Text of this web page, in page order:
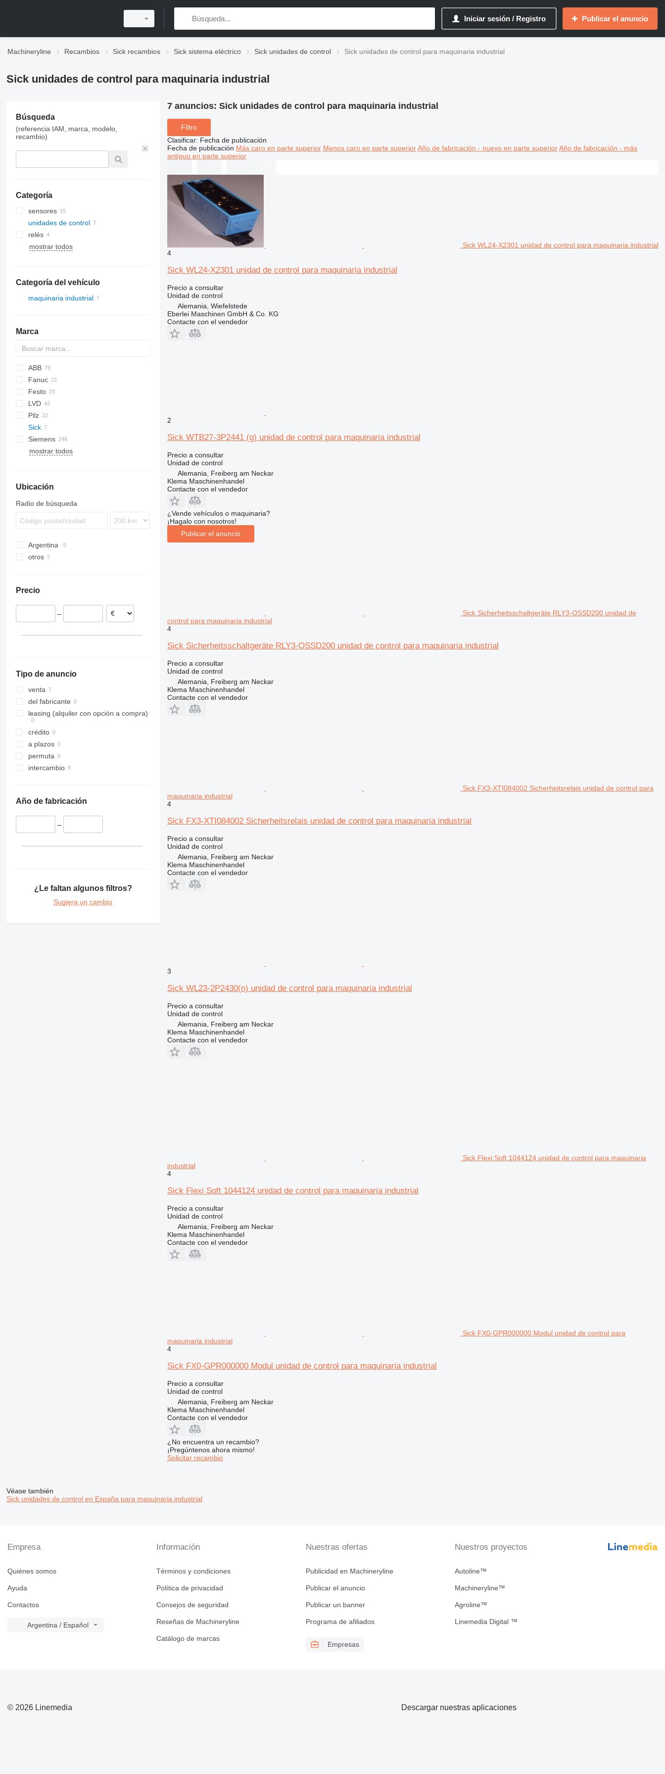
Iniciar sesión / Registro Publicar el anuncio
Machineryline Recambios Sick recambios Sick sistema eléctrico Sick unidades de control Sick unidades de control para maquinaria industrial
Sick unidades de control para maquinaria industrial
Búsqueda
(referencia IAM, marca, modelo,
recambio)
Categoría
sensores
unidades de control
relés
mostrar todos
Categoría del vehículo
maquinaria industrial
Marca
ABB
Fanuc
Festo
ECE
LVD
A-series
R-series
Pilz
Sick
Siemens
mostrar todos
Ubicación
Radio de búsqueda
Argentina
otros
Precio
–
Tipo de anuncio
venta
del fabricante
leasing (alquiler con opción a compra)
crédito
a plazos
permuta
intercambio
Año de fabricación
–
¿Le faltan algunos filtros?
Sugiera un cambio
7 anuncios: Sick unidades de control para maquinaria industrial
Filtro
Clasificar: Fecha de publicación
Fecha de publicación Más caro en parte superior Menos caro en parte superior Año de fabricación - nuevo en parte superior Año de fabricación - más
antiguo en parte superior
Sick WL24-X2301 unidad de control para maquinaria industrial
4
Sick WL24-X2301 unidad de control para maquinaria industrial
Precio a consultar
Unidad de control
Alemania, Wiefelstede
Eberlei Maschinen GmbH & Co. KG
Contacte con el vendedor
2
Sick WTB27-3P2441 (g) unidad de control para maquinaria industrial
Precio a consultar
Unidad de control
Alemania, Freiberg am Neckar
Klema Maschinenhandel
Contacte con el vendedor
¿Vende vehículos o maquinaria?
¡Hagalo con nosotros!
Publicar el anuncio
Sick Sicherheitsschaltgeräte RLY3-OSSD200 unidad de
control para maquinaria industrial
4
Sick Sicherheitsschaltgeräte RLY3-OSSD200 unidad de control para maquinaria industrial
Precio a consultar
Unidad de control
Alemania, Freiberg am Neckar
Klema Maschinenhandel
Contacte con el vendedor
Sick FX3-XTI084002 Sicherheitsrelais unidad de control para
maquinaria industrial
4
Sick FX3-XTI084002 Sicherheitsrelais unidad de control para maquinaria industrial
Precio a consultar
Unidad de control
Alemania, Freiberg am Neckar
Klema Maschinenhandel
Contacte con el vendedor
3
Sick WL23-2P2430(n) unidad de control para maquinaria industrial
Precio a consultar
Unidad de control
Alemania, Freiberg am Neckar
Klema Maschinenhandel
Contacte con el vendedor
Sick Flexi Soft 1044124 unidad de control para maquinaria
industrial
4
Sick Flexi Soft 1044124 unidad de control para maquinaria industrial
Precio a consultar
Unidad de control
Alemania, Freiberg am Neckar
Klema Maschinenhandel
Contacte con el vendedor
Sick FX0-GPR000000 Modul unidad de control para
maquinaria industrial
4
Sick FX0-GPR000000 Modul unidad de control para maquinaria industrial
Precio a consultar
Unidad de control
Alemania, Freiberg am Neckar
Klema Maschinenhandel
Contacte con el vendedor
¿No encuentra un recambio?
¡Pregúntenos ahora mismo!
Solicitar recambio
Véase también
Sick unidades de control en España para maquinaria industrial
Empresa
Quiénes somos
Ayuda
Contactos
Argentina / Español
Información
Términos y condiciones
Política de privacidad
Consejos de seguridad
Reseñas de Machineryline
Catálogo de marcas
Nuestras ofertas
Publicidad en Machineryline
Publicar el anuncio
Publicar un banner
Programa de afiliados
Empresas
Nuestros proyectos
Autoline™
Machineryline™
Agroline™
Linemedia Digital ™
© 2026 Linemedia Descargar nuestras aplicaciones